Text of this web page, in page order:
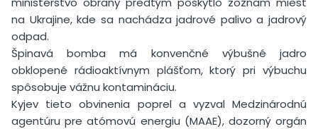
na Ukrajine, kde sa nachádza jadrové palivo a jadrový
odpad.
Špinavá bomba má konvenčné výbušné jadro
obklopené rádioaktívnym plášťom, ktorý pri výbuchu
spôsobuje vážnu kontamináciu.
Kyjev tieto obvinenia poprel a vyzval Medzinárodnú
agentúru pre atómovú energiu (MAAE), dozorný orgán